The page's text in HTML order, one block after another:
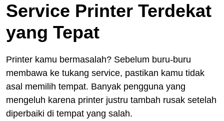
Service Printer Terdekat
yang Tepat
Printer kamu bermasalah? Sebelum buru-buru
membawa ke tukang service, pastikan kamu tidak
asal memilih tempat. Banyak pengguna yang
mengeluh karena printer justru tambah rusak setelah
diperbaiki di tempat yang salah.